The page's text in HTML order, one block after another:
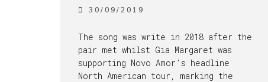
30/09/2019
The song was write in 2018 after the
pair met whilst Gia Margaret was
supporting Novo Amor’s headline
North American tour, marking the